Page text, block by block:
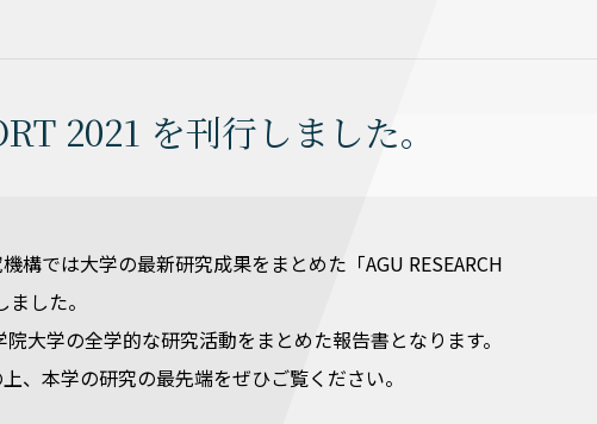
2021 を刊行しました。
では大学の最新研究成果をまとめた「AGU RESEARCH
した。
大学の全学的な研究活動をまとめた報告書となります。
、本学の研究の最先端をぜひご覧ください。